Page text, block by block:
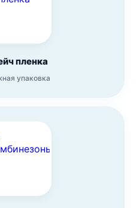
пленка
упаковка